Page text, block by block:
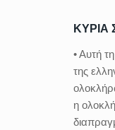
ΚΥΡΙΑ
• Αυτή
της
η